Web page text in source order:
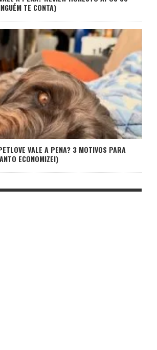
TE CONTA)
VALE A PENA? 3 MOTIVOS PARA
ECONOMIZEI)